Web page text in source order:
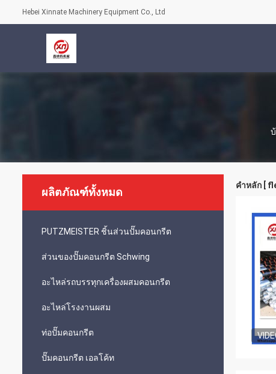
Hebei Xinnate Machinery Equipment Co., Ltd
ผลิตภัณฑ์ทั้งหมด
PUTZMEISTER ชิ้นส่วนปั๊มคอนกรีต
ส่วนของปั๊มคอนกรีต Schwing
อะไหล่รถบรรทุกเครื่องผสมคอนกรีต
อะไหล่โรงงานผสม
ท่อปั๊มคอนกรีต
ปั๊มคอนกรีต เอลโค้ท
คำหลัก [